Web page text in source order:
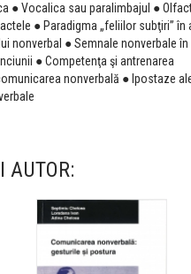
● Vocalica sau paralimbajul ●
● Paradigma „feliilor subţiri” în
nonverbal ● Semnale nonverbale în
● Competenţa şi antrenarea
nonverbală ● Ipostaze
AUTOR: